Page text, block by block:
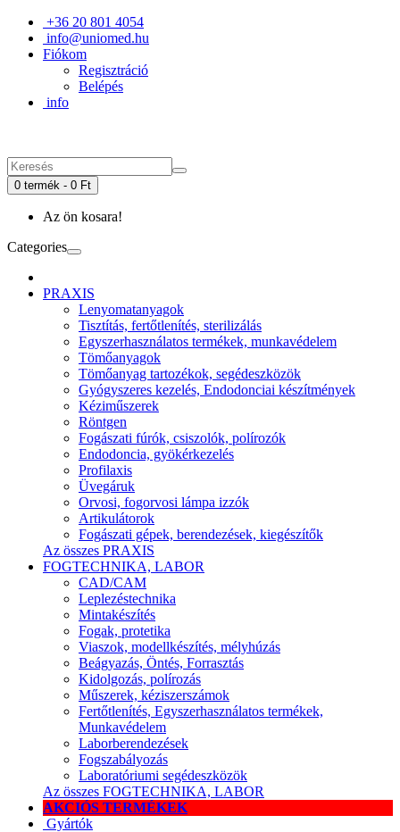
+36 20 801 4054
info@uniomed.hu
Fiókom
Regisztráció
Belépés
info
0 termék - 0 Ft
Az ön kosara!
Categories
PRAXIS
Lenyomatanyagok
Tisztítás, fertőtlenítés, sterilizálás
Egyszerhasználatos termékek, munkavédelem
Tömőanyagok
Tömőanyag tartozékok, segédeszközök
Gyógyszeres kezelés, Endodonciai készítmények
Kéziműszerek
Röntgen
Fogászati fúrók, csiszolók, polírozók
Endodoncia, gyökérkezelés
Profilaxis
Üvegáruk
Orvosi, fogorvosi lámpa izzók
Artikulátorok
Fogászati gépek, berendezések, kiegészítők
Az összes PRAXIS
FOGTECHNIKA, LABOR
CAD/CAM
Leplezéstechnika
Mintakészítés
Fogak, protetika
Viaszok, modellkészítés, mélyhúzás
Beágyazás, Öntés, Forrasztás
Kidolgozás, polírozás
Műszerek, kéziszerszámok
Fertőtlenítés, Egyszerhasználatos termékek,
Munkavédelem
Laborberendezések
Fogszabályozás
Laboratóriumi segédeszközök
Az összes FOGTECHNIKA, LABOR
AKCIÓS TERMÉKEK
Gyártók